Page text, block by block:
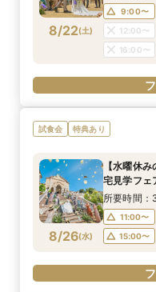
17:00〜
18:00〜
8/22(土)
9:00〜
12:00〜
16:00〜
試食会 特典あり
8/26(水)
【水曜休
宅見学フェ
所要時間：
11:00〜
15:00〜